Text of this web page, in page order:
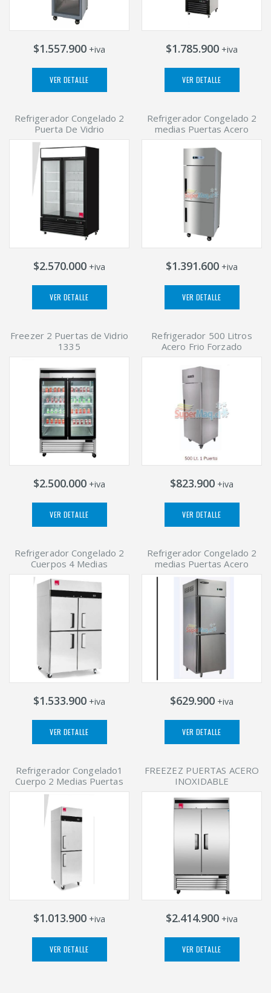
$1.557.900 +iva
VER DETALLE
$1.785.900 +iva
VER DETALLE
Refrigerador Congelado 2
Puerta De Vidrio
$2.570.000 +iva
VER DETALLE
Refrigerador Congelado 2
medias Puertas Acero
$1.391.600 +iva
VER DETALLE
Freezer 2 Puertas de Vidrio
1335
$2.500.000 +iva
VER DETALLE
Refrigerador 500 Litros
Acero Frio Forzado
$823.900 +iva
VER DETALLE
Refrigerador Congelado 2
Cuerpos 4 Medias
$1.533.900 +iva
VER DETALLE
Refrigerador Congelado 2
medias Puertas Acero
$629.900 +iva
VER DETALLE
Refrigerador Congelado1
Cuerpo 2 Medias Puertas
$1.013.900 +iva
VER DETALLE
FREEZEZ PUERTAS ACERO
INOXIDABLE
$2.414.900 +iva
VER DETALLE